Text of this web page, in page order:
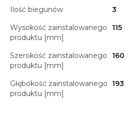
Ilość biegunów
3
Wysokość zainstalowanego
produktu [mm]
115
Szerokość zainstalowanego
produktu [mm]
160
Głębokość zainstalowanego
produktu [mm]
193